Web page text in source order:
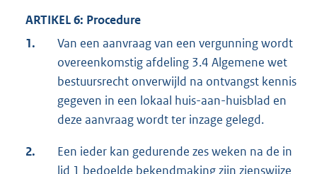
ARTIKEL 6: Procedure
1.
Van een aanvraag van een vergunning wordt
overeenkomstig afdeling 3.4 Algemene wet
bestuursrecht onverwijld na ontvangst kennis
gegeven in een lokaal huis-aan-huisblad en
deze aanvraag wordt ter inzage gelegd.
2.
Een ieder kan gedurende zes weken na de in
lid 1 bedoelde bekendmaking zijn zienswijze